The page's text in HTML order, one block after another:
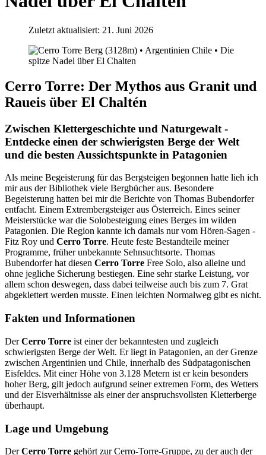
Zuletzt aktualisiert: 21. Juni 2026
Cerro Torre: Der Mythos aus Granit und
Raueis über El Chaltén
Zwischen Klettergeschichte und Naturgewalt -
Entdecke einen der schwierigsten Berge der Welt
und die besten Aussichtspunkte in Patagonien
Als meine Begeisterung für das Bergsteigen begonnen hatte lieh ich
mir aus der Bibliothek viele Bergbücher aus. Besondere
Begeisterung hatten bei mir die Berichte von Thomas Bubendorfer
entfacht. Einem Extrembergsteiger aus Österreich. Eines seiner
Meisterstücke war die Solobesteigung eines Berges im wilden
Patagonien. Die Region kannte ich damals nur vom Hören-Sagen -
Fitz Roy und Cerro Torre. Heute feste Bestandteile meiner
Programme, früher unbekannte Sehnsuchtsorte. Thomas
Bubendorfer hat diesen Cerro Torre Free Solo, also alleine und
ohne jegliche Sicherung bestiegen. Eine sehr starke Leistung, vor
allem schon deswegen, dass dabei teilweise auch bis zum 7. Grat
abgeklettert werden musste. Einen leichten Normalweg gibt es nicht.
Fakten und Informationen
DerCerro Torre ist einer der bekanntesten und zugleich
schwierigsten Berge der Welt. Er liegt in Patagonien, an der Grenze
zwischen Argentinien und Chile, innerhalb des Südpatagonischen
Eisfeldes. Mit einer Höhe von 3.128 Metern ist er kein besonders
hoher Berg, gilt jedoch aufgrund seiner extremen Form, des Wetters
und der Eisverhältnisse als einer der anspruchsvollsten Kletterberge
überhaupt.
Lage und Umgebung
DerCerro Torre gehört zur Cerro-Torre-Gruppe, zu der auch der